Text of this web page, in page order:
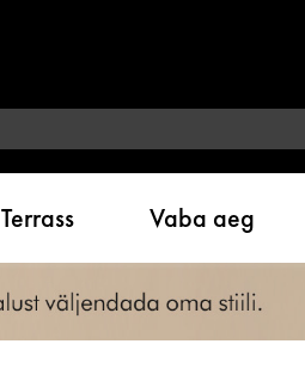
Terrass Vaba aeg